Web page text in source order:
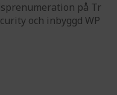
på Tr
och inbyggd WP